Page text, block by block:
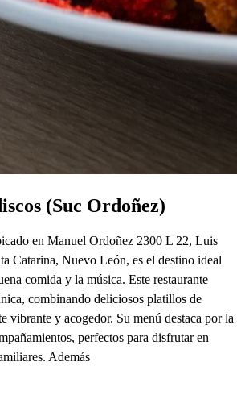
(Suc Ordoñez)
en Manuel Ordoñez 2300 L 22, Luis
Catarina, Nuevo León, es el destino ideal
comida y la música. Este restaurante
combinando deliciosos platillos de
vibrante y acogedor. Su menú destaca por la
perfectos para disfrutar en
Además